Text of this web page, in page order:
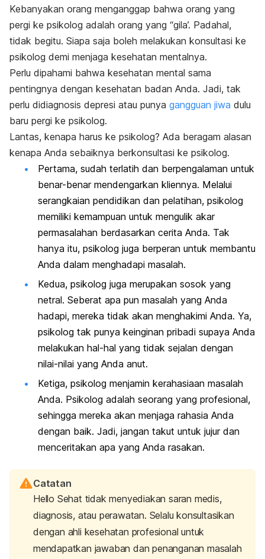
Kebanyakan orang menganggap bahwa orang yang
pergi ke psikolog adalah orang yang “gila’. Padahal,
tidak begitu. Siapa saja boleh melakukan konsultasi ke
psikolog demi menjaga kesehatan mentalnya.
Perlu dipahami bahwa kesehatan mental sama
pentingnya dengan kesehatan badan Anda. Jadi, tak
perlu didiagnosis depresi atau punya gangguan jiwa dulu
baru pergi ke psikolog.
Lantas, kenapa harus ke psikolog? Ada beragam alasan
kenapa Anda sebaiknya berkonsultasi ke psikolog.
Pertama, sudah terlatih dan berpengalaman untuk
benar-benar mendengarkan kliennya. Melalui
serangkaian pendidikan dan pelatihan, psikolog
memiliki kemampuan untuk mengulik akar
permasalahan berdasarkan cerita Anda. Tak
hanya itu, psikolog juga berperan untuk membantu
Anda dalam menghadapi masalah.
Kedua, psikolog juga merupakan sosok yang
netral. Seberat apa pun masalah yang Anda
hadapi, mereka tidak akan menghakimi Anda. Ya,
psikolog tak punya keinginan pribadi supaya Anda
melakukan hal-hal yang tidak sejalan dengan
nilai-nilai yang Anda anut.
Ketiga, psikolog menjamin kerahasiaan masalah
Anda. Psikolog adalah seorang yang profesional,
sehingga mereka akan menjaga rahasia Anda
dengan baik. Jadi, jangan takut untuk jujur dan
menceritakan apa yang Anda rasakan.
Catatan
Hello Sehat tidak menyediakan saran medis,
diagnosis, atau perawatan. Selalu konsultasikan
dengan ahli kesehatan profesional untuk
mendapatkan jawaban dan penanganan masalah